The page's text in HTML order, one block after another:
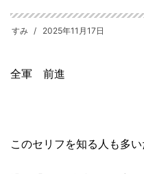
すみ 2025年11月17日
全軍 前進
このセリフを知る人も多い